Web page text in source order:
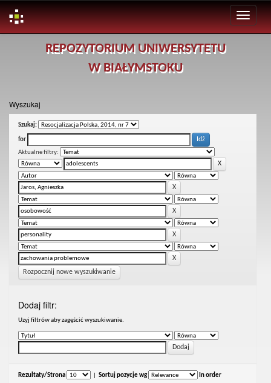
REPOZYTORIUM UNIWERSYTETU
W BIAŁYMSTOKU
Wyszukaj
Szukaj:
for
Aktualne filtry:
Rozpocznij nowe wyszukiwanie
Dodaj filtr:
Uzyj filtrów aby zagęścić wyszukiwanie.
Rezultaty/Strona Sortuj pozycje wg In order